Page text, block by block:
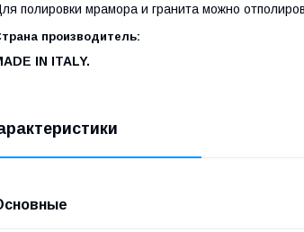
полировки мрамора и гранита можно
производитель:
IN ITALY.